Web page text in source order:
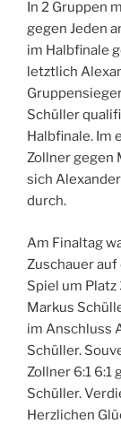
In 2 Gruppen
gegen Jeden
im Halbfinale
letztlich
Schüller
Halbfinale. Im
Zollner gegen
sich
durch.
Am Finaltag
Zuschauer
Spiel um
Markus
im Anschluss
Schüller.
Zollner 6:1 6:1
Schüller.
Herzlichen